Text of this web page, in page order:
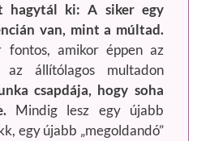
hagytál ki:A siker egy
van, mint a múltad.
fontos, amikor éppen az
az állítólagos multadon
csapdája, hogy soha
Mindig lesz egy újabb
egy újabb „megoldandó”